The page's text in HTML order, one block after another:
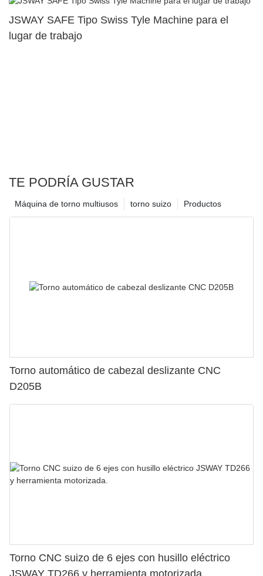
JSWAY SAFE Tipo Swiss Tyle Machine para el
lugar de trabajo
TE PODRÍA GUSTAR
Productos
torno suizo
Máquina de torno multiusos
Torno automático de cabezal deslizante CNC
D205B
Torno CNC suizo de 6 ejes con husillo eléctrico
JSWAY TD266 y herramienta motorizada.